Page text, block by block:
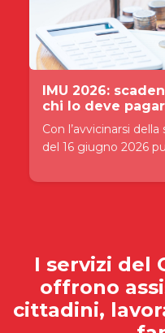
IMU 2026:
chi lo deve
Con l’avvicinarsi
del 16 giugno 2026
I servizi del
offrono
cittadini,